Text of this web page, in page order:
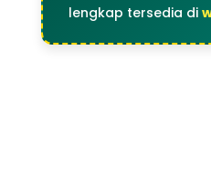
lengkap tersedia di